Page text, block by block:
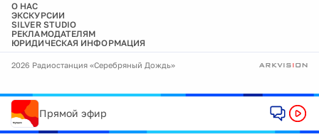
О НАС
ЭКСКУРСИИ
SILVER STUDIO
РЕКЛАМОДАТЕЛЯМ
ЮРИДИЧЕСКАЯ ИНФОРМАЦИЯ
2026 Радиостанция «Серебряный Дождь»
Прямой эфир